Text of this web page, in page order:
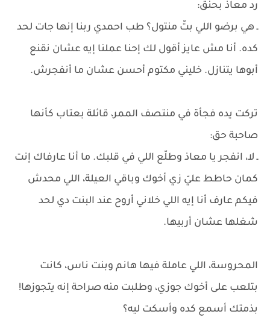
رد معاذ بحنق:
ـ هي برضو اللي بتّ منتول؟ طب احمدي ربنا إنها جات لحد
كده. أنا مش عايز أقول لك إحنا عملنا إيه عشان نقنع
أبوها يتنازل. خليني مكتوم أحسن عشان ما أنفجرش.
تركت يده فجأة في منتصف الممر، قائلة بعتاب كأنها
صاحبة حق:
ـ لا، انفجر يا معاذ وطلّع اللي في قلبك. ما أنا عارفاك إنت
كمان حاطط عليّ زي أخوك وباقي العيلة، اللي محدش
فيكم عارف أنا إيه اللي خلاني أروح عند البنت دي لحد
شغلها عشان أربيها.
المحروسة، اللي عاملة فيها هانم وبنت ناس، كانت
بتلعب على أخوك جوزي، وطلبت منه صراحة إنه يتجوزها!
بذمتك أسمع كده وأسكت ليه؟